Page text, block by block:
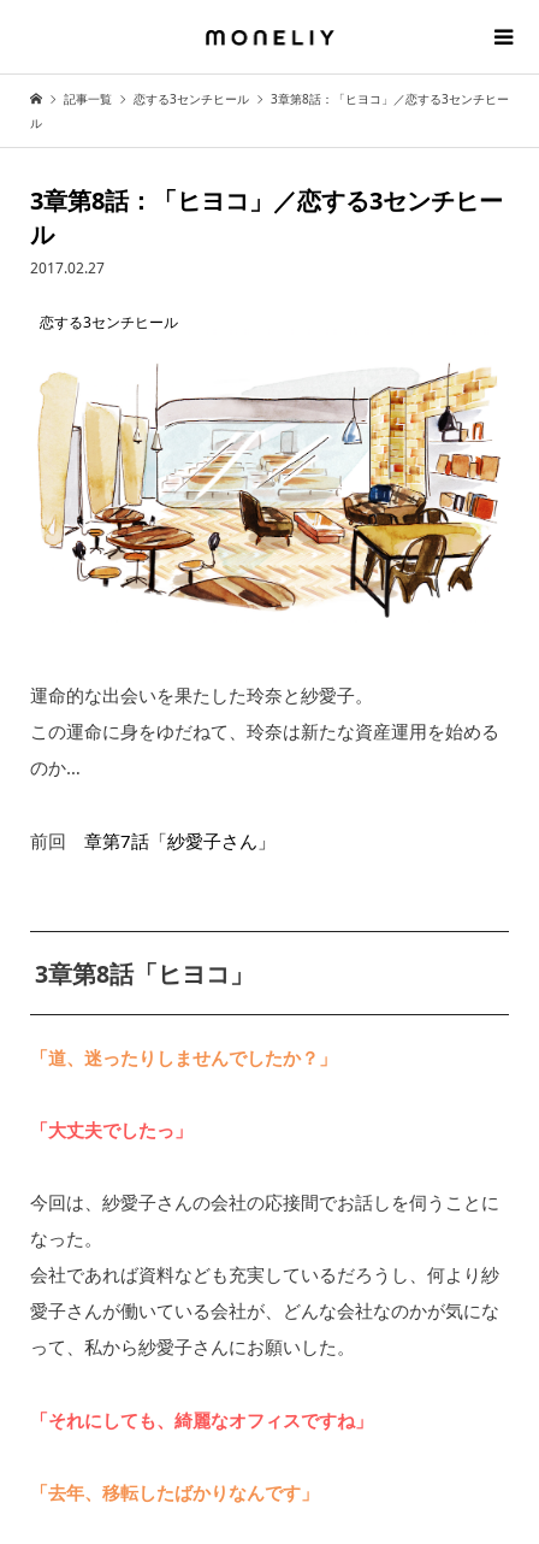
記事一覧 恋する3センチヒール
3章第8話：「ヒヨコ」／恋する3センチヒー
ル
3章第8話：「ヒヨコ」／恋する3センチヒー
ル
2017.02.27
恋する3センチヒール
運命的な出会いを果たした玲奈と紗愛子。
この運命に身をゆだねて、玲奈は新たな資産運用を始める
のか…
前回 章第7話「紗愛子さん」
3章第8話「ヒヨコ」
「道、迷ったりしませんでしたか？」
「大丈夫でしたっ」
今回は、紗愛子さんの会社の応接間でお話しを伺うことに
なった。
会社であれば資料なども充実しているだろうし、何より紗
愛子さんが働いている会社が、どんな会社なのかが気にな
って、私から紗愛子さんにお願いした。
「それにしても、綺麗なオフィスですね」
「去年、移転したばかりなんです」